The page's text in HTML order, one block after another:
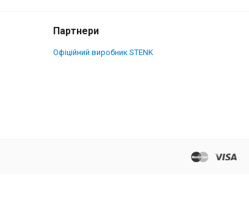
Партнери
Офіційний виробник STENK